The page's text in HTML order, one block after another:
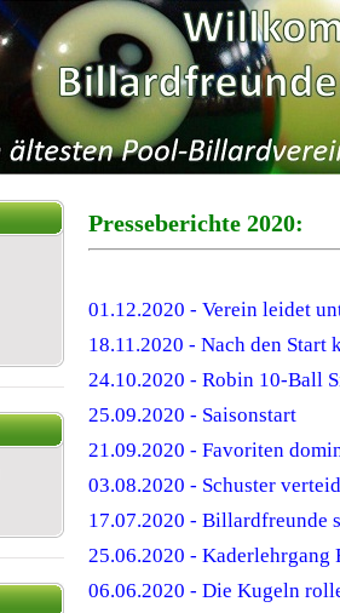
Presseberichte 2020:
01.12.2020 - Verein leidet
18.11.2020 - Nach den Start
24.10.2020 - Robin 10-Ball
25.09.2020 - Saisonstart
21.09.2020 - Favoriten
03.08.2020 - Schuster
17.07.2020 - Billardfreunde
25.06.2020 - Kaderlehrgang
06.06.2020 - Die Kugeln